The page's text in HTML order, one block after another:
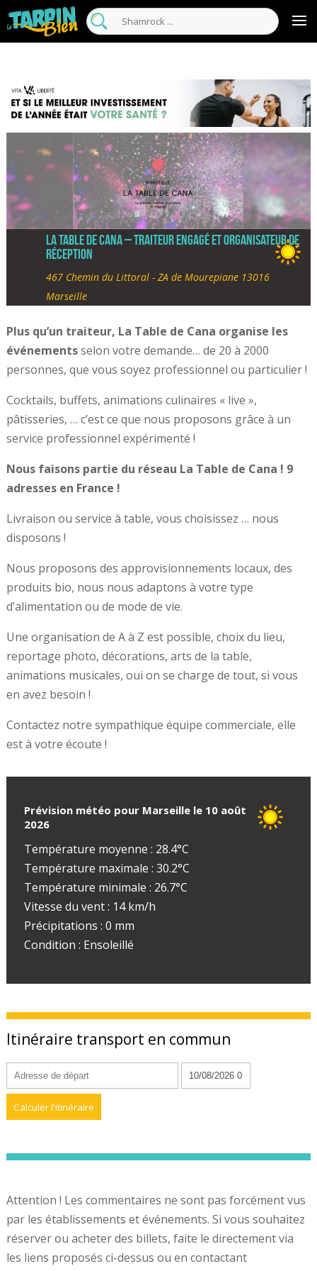
La Table de Cana – traiteur engagé et organisateur de
réception
467 Chemin du Littoral - ZA de Mourepiane 13016
Marseille
Plus qu’un traiteur, La Table de Cana organise les
événementsselon votre demande… de 20 à 2000
personnes, que vous soyez professionnel ou particulier !
Cocktails, buffets, animations culinaires « live »,
pâtisseries, … c’est ce que nous proposons grâce à un
service professionnel expérimenté !
Nous faisons partie du réseau La Table de Cana ! 9
adresses en France !
Livraison ou service à table, vous choisissez … nous
disposons !
Nous proposons des approvisionnements locaux, des
produits bio, nous nous adaptons à votre type
d’alimentation ou de mode de vie.
Une organisation de A à Z est possible, choix du lieu,
reportage photo, décorations, arts de la table,
animations musicales, oui on se charge de tout, si vous
en avez besoin !
Contactez notre sympathique équipe commerciale, elle
est à votre écoute !
Prévision météo pour Marseille le 10 août
2026
Température moyenne : 28.4°C
Température maximale : 30.2°C
Température minimale : 26.7°C
Vitesse du vent : 14 km/h
Précipitations : 0 mm
Condition : Ensoleillé
Itinéraire transport en commun
Attention ! Les commentaires ne sont pas forcément vus
par les établissements et événements. Si vous souhaitez
réserver ou acheter des billets, faite le directement via
les liens proposés ci-dessus ou en contactant